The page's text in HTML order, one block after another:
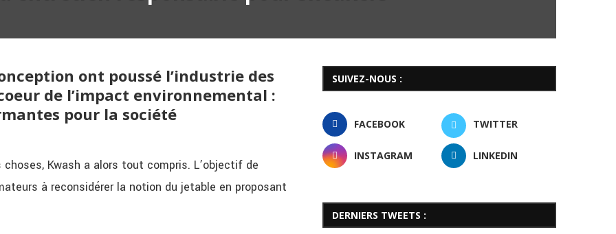
ont poussé l’industrie des
de l’impact environnemental :
pour la société
Kwash a alors tout compris. L’objectif de
à reconsidérer la notion du jetable en proposant
SUIVEZ-NOUS :
FACEBOOK TWITTER
INSTAGRAM LINKEDIN
DERNIERS TWEETS :